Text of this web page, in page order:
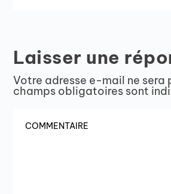
Laisser une
Votre adresse e-mail ne sera
champs obligatoires sont